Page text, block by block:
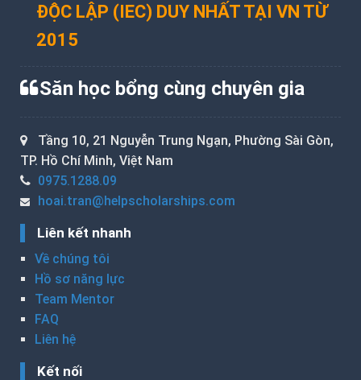
ĐỘC LẬP (IEC) DUY NHẤT TẠI VN TỪ
2015
Săn học bổng cùng chuyên gia
Tầng 10, 21 Nguyễn Trung Ngạn, Phường Sài Gòn,
TP. Hồ Chí Minh, Việt Nam
0975.1288.09
hoai.tran@helpscholarships.com
Liên kết nhanh
Về chúng tôi
Hồ sơ năng lực
Team Mentor
FAQ
Liên hệ
Kết nối